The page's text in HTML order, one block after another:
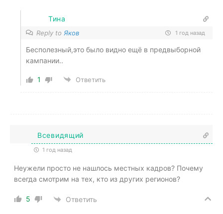
Тина
Reply to Яков 1 год назад
Бесполезный,это было видно ещё в предвыборной
кампании..
1 Ответить
Всевидящий
1 год назад
Неужели просто не нашлось местных кадров? Почему
всегда смотрим на тех, кто из других регионов?
5 Ответить